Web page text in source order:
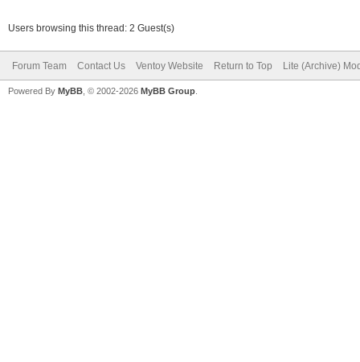
Users browsing this thread: 2 Guest(s)
Forum Team Contact Us Ventoy Website Return to Top Lite (Archive)
Powered By MyBB , © 2002-2026 MyBB Group